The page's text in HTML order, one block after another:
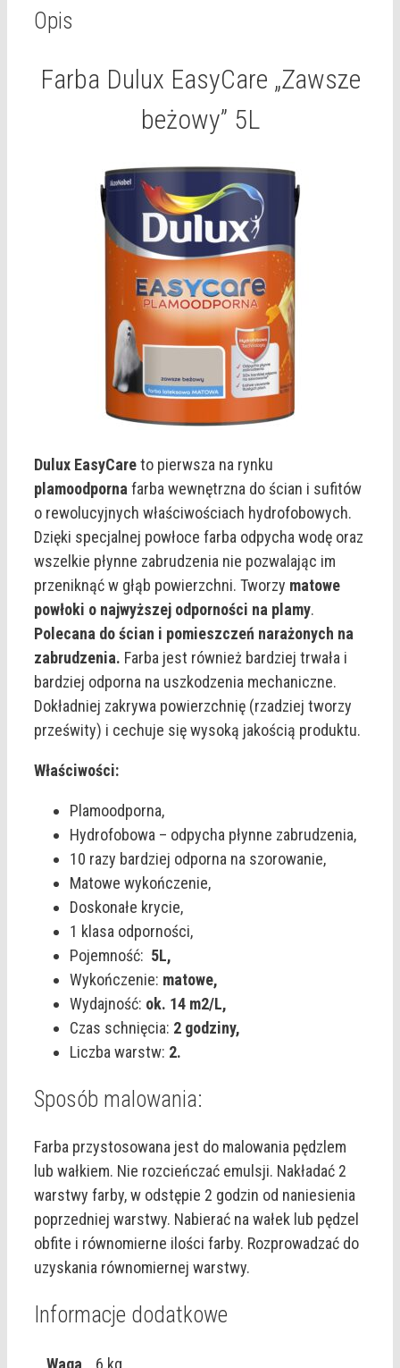
Opis
Farba Dulux EasyCare „Zawsze
beżowy” 5L
Dulux EasyCareto pierwsza na rynku
plamoodpornafarba wewnętrzna do ścian i sufitów
o rewolucyjnych właściwościach hydrofobowych.
Dzięki specjalnej powłoce farba odpycha wodę oraz
wszelkie płynne zabrudzenia nie pozwalając im
przeniknąć w głąb powierzchni. Tworzy matowe
powłoki o najwyższej odporności na plamy.
Polecana do ścian i pomieszczeń narażonych na
zabrudzenia. Farba jest również bardziej trwała i
bardziej odporna na uszkodzenia mechaniczne.
Dokładniej zakrywa powierzchnię (rzadziej tworzy
prześwity) i cechuje się wysoką jakością produktu.
Właściwości:
Plamoodporna,
Hydrofobowa – odpycha płynne zabrudzenia,
10 razy bardziej odporna na szorowanie,
Matowe wykończenie,
Doskonałe krycie,
1 klasa odporności,
Pojemność: 5L,
Wykończenie: matowe,
Wydajność: ok. 14 m2/L,
Czas schnięcia: 2 godziny,
Liczba warstw: 2.
Sposób malowania:
Farba przystosowana jest do malowania pędzlem
lub wałkiem. Nie rozcieńczać emulsji. Nakładać 2
warstwy farby, w odstępie 2 godzin od naniesienia
poprzedniej warstwy. Nabierać na wałek lub pędzel
obfite i równomierne ilości farby. Rozprowadzać do
uzyskania równomiernej warstwy.
Informacje dodatkowe